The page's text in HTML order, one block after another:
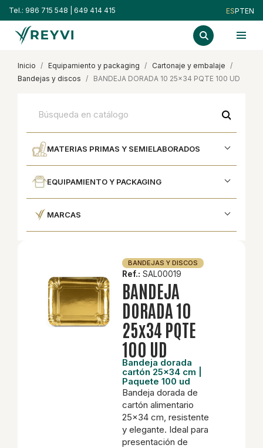
Tel.: 986 715 548 649 414 415 ESPTEN
inicio equipamiento y packaging
cartonaje y embalaje
bandejas y discos
BANDEJA DORADA 10 25x34 PQTE 100 UD
search
MATERIAS PRIMAS Y SEMIELABORADOS
EQUIPAMIENTO Y PACKAGING
MARCAS
BANDEJAS Y DISCOS
Ref.: SAL00019
BANDEJA
DORADA 10
25x34 PQTE
100 UD
Bandeja dorada
cartón 25x34 cm |
Paquete 100 ud
Bandeja dorada de
cartón alimentario
25x34 cm, resistente
y elegante. Ideal para
presentación de